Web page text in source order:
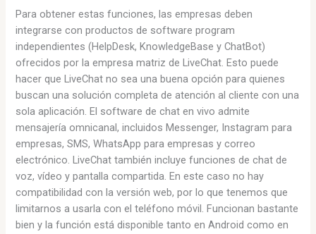
Para obtener estas funciones, las empresas deben
integrarse con productos de software program
independientes (HelpDesk, KnowledgeBase y ChatBot)
ofrecidos por la empresa matriz de LiveChat. Esto puede
hacer que LiveChat no sea una buena opción para quienes
buscan una solución completa de atención al cliente con una
sola aplicación. El software de chat en vivo admite
mensajería omnicanal, incluidos Messenger, Instagram para
empresas, SMS, WhatsApp para empresas y correo
electrónico. LiveChat también incluye funciones de chat de
voz, vídeo y pantalla compartida. En este caso no hay
compatibilidad con la versión web, por lo que tenemos que
limitarnos a usarla con el teléfono móvil. Funcionan bastante
bien y la función está disponible tanto en Android como en